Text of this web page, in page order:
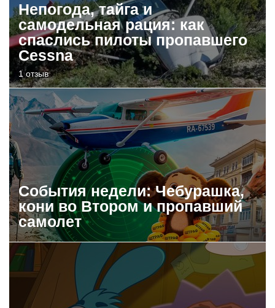
Непогода, тайга и
самодельная рация: как
спаслись пилоты пропавшего
Cessna
1 отзыв
События недели: Чебурашка,
кони во Втором и пропавший
самолет